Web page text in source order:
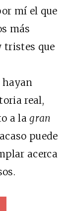
mí el que
más
tristes que
real,
a lagran
puede
acerca